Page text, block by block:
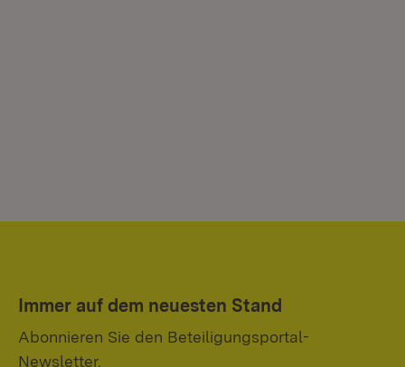
Immer auf dem neuesten Stand
Abonnieren Sie den Beteiligungsportal-
Newsletter.